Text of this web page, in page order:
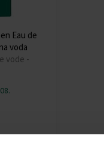
Eau de
voda
vode -